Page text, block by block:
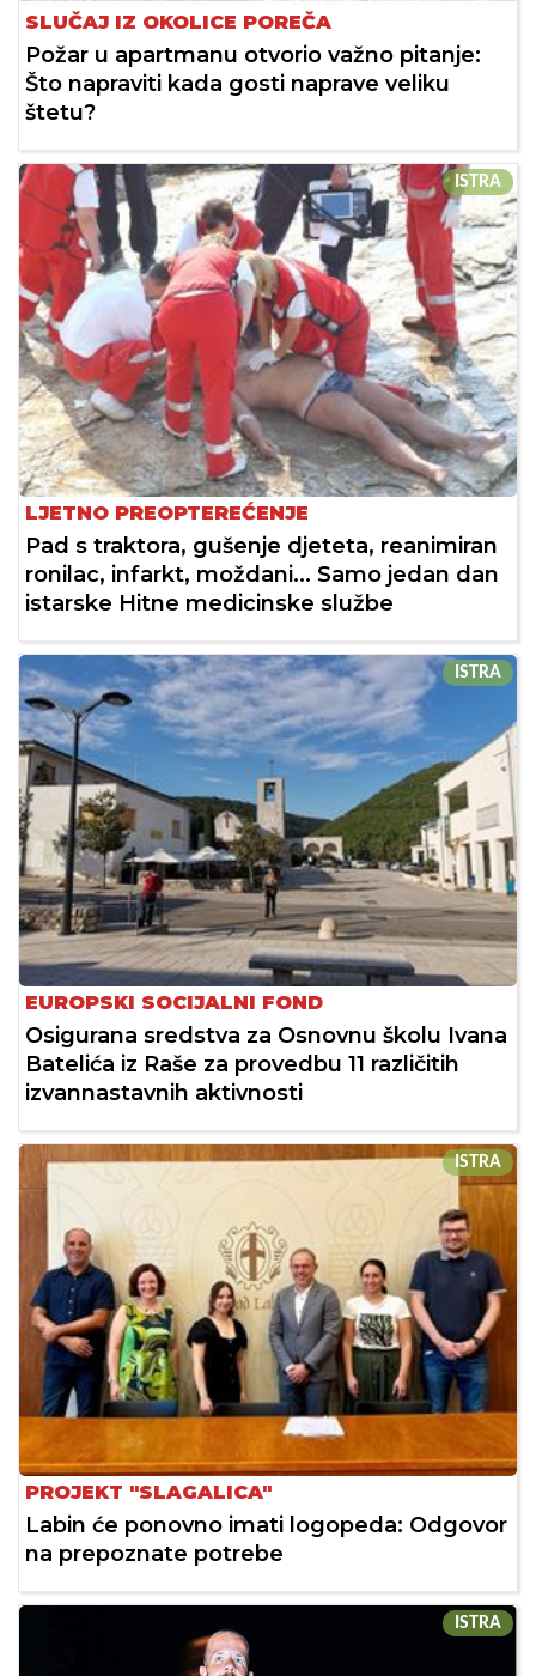
SLUČAJ IZ OKOLICE POREČA
Požar u apartmanu otvorio važno pitanje:
Što napraviti kada gosti naprave veliku
štetu?
ISTRA
LJETNO PREOPTEREĆENJE
Pad s traktora, gušenje djeteta, reanimiran
ronilac, infarkt, moždani... Samo jedan dan
istarske Hitne medicinske službe
ISTRA
EUROPSKI SOCIJALNI FOND
Osigurana sredstva za Osnovnu školu Ivana
Batelića iz Raše za provedbu 11 različitih
izvannastavnih aktivnosti
ISTRA
PROJEKT "SLAGALICA"
Labin će ponovno imati logopeda: Odgovor
na prepoznate potrebe
ISTRA